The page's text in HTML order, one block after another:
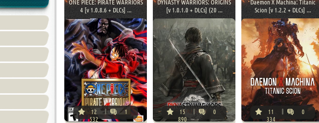
ONE PIECE: PIRATE WARRIORS
4 [v 1.0.8.6 + DLCs] ...
12
532
1
DYNASTY WARRIORS: ORIGINS
[v 1.0.1.0 + DLCs] (20 ...
15
890
0
Daemon X Machina: Titanic
Scion [v 1.2.2 + DLCs] ...
11
334
0